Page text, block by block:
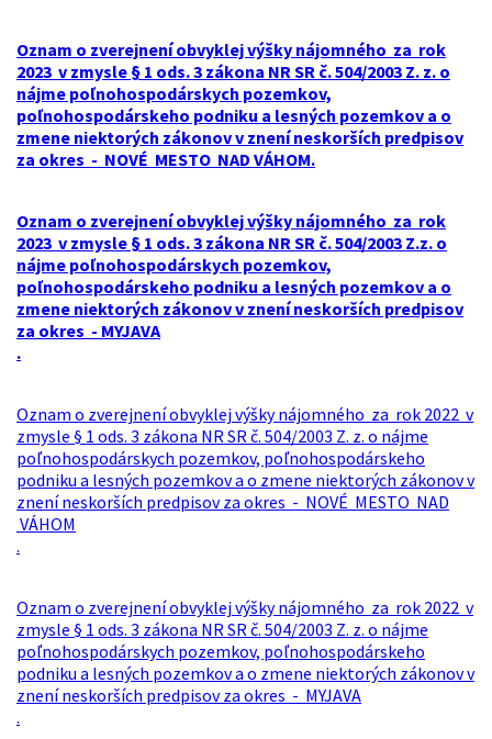
Oznam o zverejnení obvyklej výšky nájomného za rok
2023 v zmysle § 1 ods. 3 zákona NR SR č. 504/2003 Z. z. o
nájme poľnohospodárskych pozemkov,
poľnohospodárskeho podniku a lesných pozemkov a o
zmene niektorých zákonov v znení neskorších predpisov
za okres - NOVÉ MESTO NAD VÁHOM.
Oznam o zverejnení obvyklej výšky nájomného za rok
2023 v zmysle § 1 ods. 3 zákona NR SR č. 504/2003 Z.z. o
nájme poľnohospodárskych pozemkov,
poľnohospodárskeho podniku a lesných pozemkov a o
zmene niektorých zákonov v znení neskorších predpisov
za okres - MYJAVA
.
Oznam o zverejnení obvyklej výšky nájomného za rok 2022 v
zmysle § 1 ods. 3 zákona NR SR č. 504/2003 Z. z. o nájme
poľnohospodárskych pozemkov, poľnohospodárskeho
podniku a lesných pozemkov a o zmene niektorých zákonov v
znení neskorších predpisov za okres - NOVÉ MESTO NAD
VÁHOM
.
Oznam o zverejnení obvyklej výšky nájomného za rok 2022 v
zmysle § 1 ods. 3 zákona NR SR č. 504/2003 Z. z. o nájme
poľnohospodárskych pozemkov, poľnohospodárskeho
podniku a lesných pozemkov a o zmene niektorých zákonov v
znení neskorších predpisov za okres - MYJAVA
.